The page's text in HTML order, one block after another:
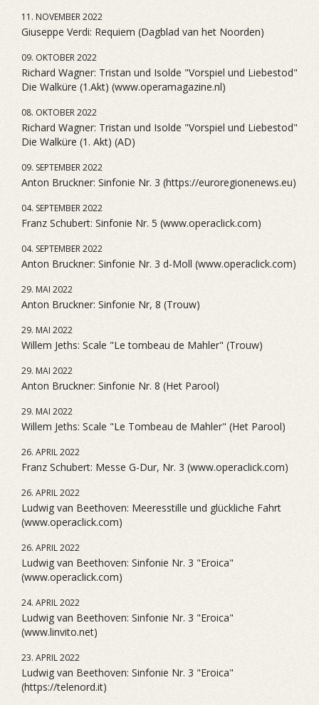
11. NOVEMBER 2022
Giuseppe Verdi: Requiem (Dagblad van het Noorden)
09. OKTOBER 2022
Richard Wagner: Tristan und Isolde "Vorspiel und Liebestod"
Die Walküre (1.Akt) (www.operamagazine.nl)
08. OKTOBER 2022
Richard Wagner: Tristan und Isolde "Vorspiel und Liebestod"
Die Walküre (1. Akt) (AD)
09. SEPTEMBER 2022
Anton Bruckner: Sinfonie Nr. 3 (https://euroregionenews.eu)
04. SEPTEMBER 2022
Franz Schubert: Sinfonie Nr. 5 (www.operaclick.com)
04. SEPTEMBER 2022
Anton Bruckner: Sinfonie Nr. 3 d-Moll (www.operaclick.com)
29. MAI 2022
Anton Bruckner: Sinfonie Nr, 8 (Trouw)
29. MAI 2022
Willem Jeths: Scale "Le tombeau de Mahler" (Trouw)
29. MAI 2022
Anton Bruckner: Sinfonie Nr. 8 (Het Parool)
29. MAI 2022
Willem Jeths: Scale "Le Tombeau de Mahler" (Het Parool)
26. APRIL 2022
Franz Schubert: Messe G-Dur, Nr. 3 (www.operaclick.com)
26. APRIL 2022
Ludwig van Beethoven: Meeresstille und glückliche Fahrt
(www.operaclick.com)
26. APRIL 2022
Ludwig van Beethoven: Sinfonie Nr. 3 "Eroica"
(www.operaclick.com)
24. APRIL 2022
Ludwig van Beethoven: Sinfonie Nr. 3 "Eroica"
(www.linvito.net)
23. APRIL 2022
Ludwig van Beethoven: Sinfonie Nr. 3 "Eroica"
(https://telenord.it)